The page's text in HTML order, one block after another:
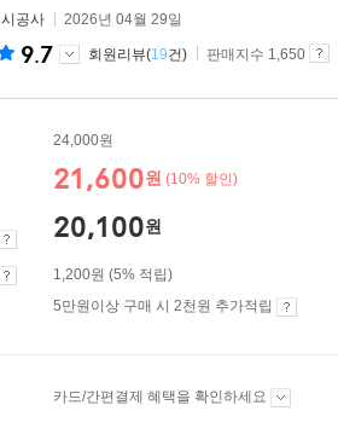
시공사 2026년 04월 29일
9.7 회원리뷰(19건) 판매지수 1,650
24,000원
21,600원 (10% 할인)
20,100원
1,200원 (5% 적립)
5만원이상 구매 시 2천원 추가적립
카드/간편결제 혜택을 확인하세요